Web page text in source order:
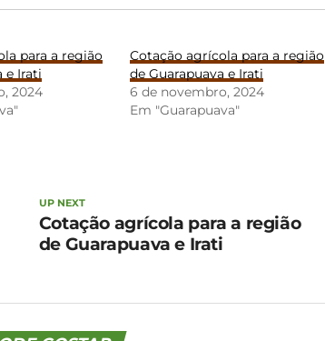
para a região
e Irati
2024
Cotação agrícola para a região
de Guarapuava e Irati
6 de novembro, 2024
Em "Guarapuava"
UP NEXT
Cotação agrícola para a região
de Guarapuava e Irati